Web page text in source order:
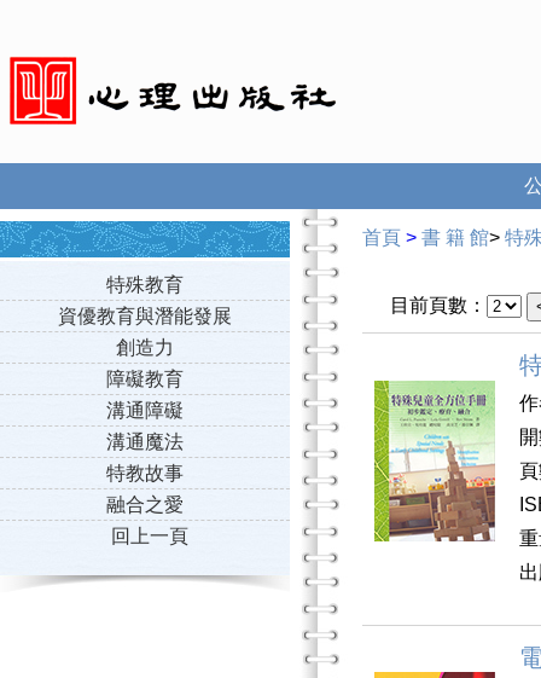
特殊教育
資優教育與潛能發展
創造力
障礙教育
溝通障礙
溝通魔法
特教故事
融合之愛
回上一頁
首頁 > 書 籍 館> 特
目前頁數：